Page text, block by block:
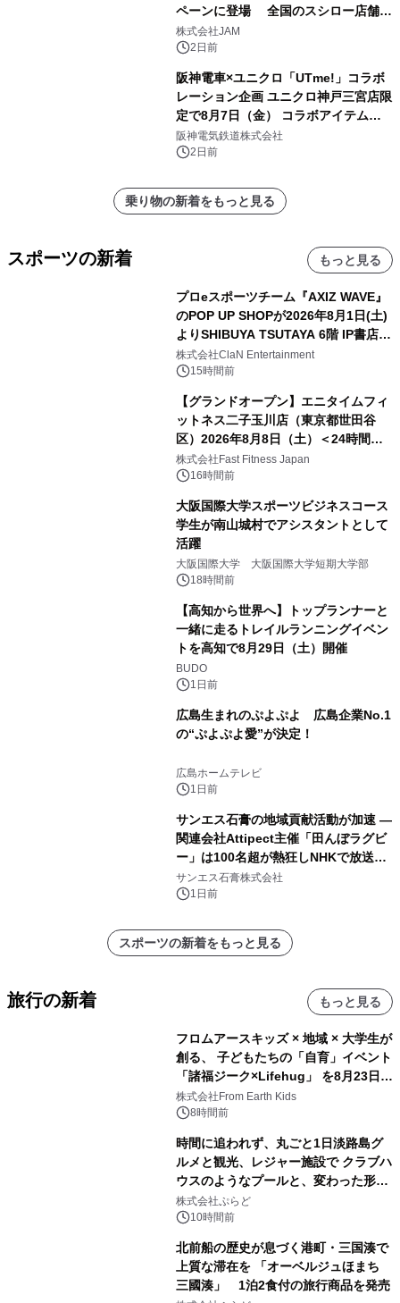
ペーンに登場 全国のスシロー店舗で
GR 4車種の FUNBOO(ミニカー)付き
メニューが展開されます
株式会社JAM
2日前
阪神電車×ユニクロ「UTme!」コラボ
レーション企画 ユニクロ神戸三宮店限
定で8月7日（金） コラボアイテムが
発売決定！
阪神電気鉄道株式会社
2日前
乗り物の新着をもっと見る
スポーツの新着 もっと見る
プロeスポーツチーム『AXIZ WAVE』
のPOP UP SHOPが2026年8月1日(土)
よりSHIBUYA TSUTAYA 6階 IP書店で
開催決定！！
株式会社ClaN Entertainment
15時間前
【グランドオープン】エニタイムフィ
ットネス二子玉川店（東京都世田谷
区）2026年8月8日（土）＜24時間年
中無休のフィットネスジム＞
株式会社Fast Fitness Japan
16時間前
大阪国際大学スポーツビジネスコース
学生が南山城村でアシスタントとして
活躍
大阪国際大学 大阪国際大学短期大学部
18時間前
【高知から世界へ】トップランナーと
一緒に走るトレイルランニングイベン
トを高知で8月29日（土）開催
BUDO
1日前
広島生まれのぷよぷよ 広島企業No.1
の“ぷよぷよ愛”が決定！
広島ホームテレビ
1日前
サンエス石膏の地域貢献活動が加速 ―
関連会社Attipect主催「田んぼラグビ
ー」は100名超が熱狂しNHKで放送さ
れました。
サンエス石膏株式会社
1日前
スポーツの新着をもっと見る
旅行の新着 もっと見る
フロムアースキッズ × 地域 × 大学生が
創る、 子どもたちの「自育」イベント
「諸福ジーク×Lifehug」 を8月23日
(日)開催
株式会社From Earth Kids
8時間前
時間に追われず、丸ごと1日淡路島グ
ルメと観光、レジャー施設で クラブハ
ウスのようなプールと、変わった形の
サウナも 「THE BOXY AWAJI」のお
得な素泊まり連泊プランで
株式会社ぷらど
10時間前
北前船の歴史が息づく港町・三国湊で
上質な滞在を 「オーベルジュほまち
三國湊」 1泊2食付の旅行商品を発売